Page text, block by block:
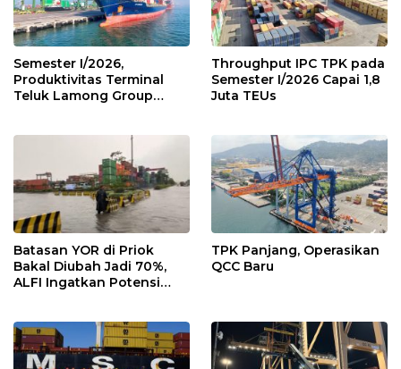
Semester I/2026,
Produktivitas Terminal
Teluk Lamong Group
Throughput IPC TPK pada
Semester I/2026 Capai 1,8
Juta TEUs
Batasan YOR di Priok
Bakal Diubah Jadi 70%,
ALFI Ingatkan Potensi
TPK Panjang, Operasikan
QCC Baru